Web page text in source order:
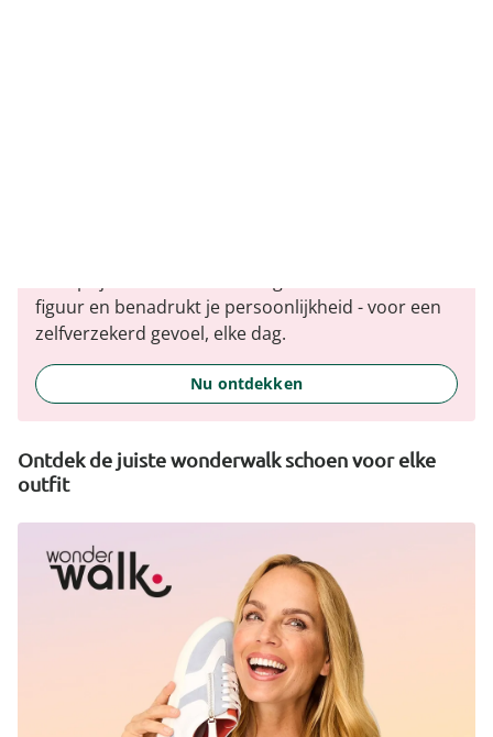
figuur en benadrukt je persoonlijkheid - voor een
zelfverzekerd gevoel, elke dag.
Nu ontdekken
Ontdek de juiste wonderwalk schoen voor elke
outfit